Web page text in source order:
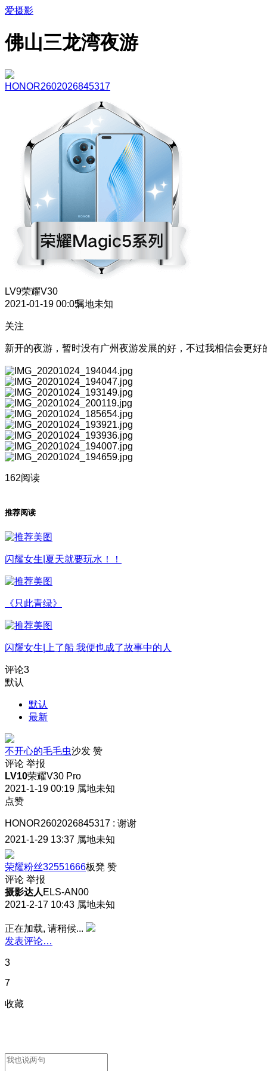
爱摄影
佛山三龙湾夜游
HONOR2602026845317
LV9荣耀V30
2021-01-19 00:05属地未知
关注
新开的夜游，暂时没有广州夜游发展的好，不过我相信会更好
162阅读
推荐阅读
闪耀女生|夏天就要玩水！！
《只此青绿》
闪耀女生|上了船 我便也成了故事中的人
评论3
默认
默认
最新
不开心的毛毛虫沙发 赞
评论 举报
LV10荣耀V30 Pro
2021-1-19 00:19 属地未知
点赞
HONOR2602026845317 : 谢谢
2021-1-29 13:37 属地未知
荣耀粉丝32551666板凳 赞
评论 举报
摄影达人 ELS-AN00
2021-2-17 10:43 属地未知
正在加载, 请稍候...
发表评论…
3
7
收藏